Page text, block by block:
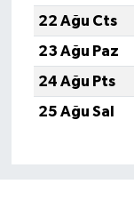
22 Ağu Cts
23 Ağu Paz
24 Ağu Pts
25 Ağu Sal